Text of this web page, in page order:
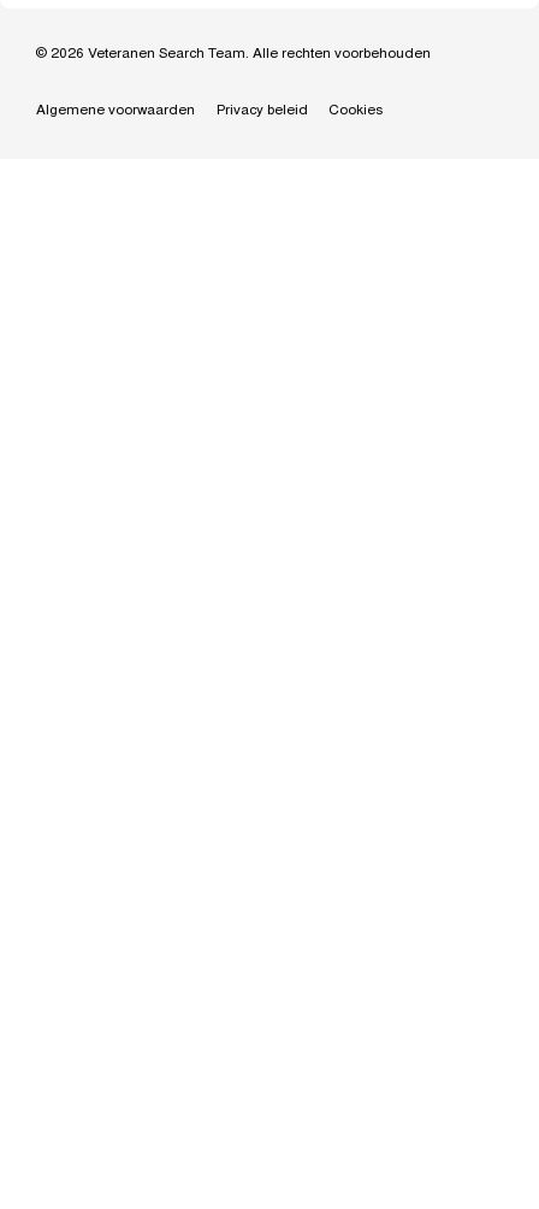
© 2026 Veteranen Search Team. Alle rechten voorbehouden
Algemene voorwaarden Privacy beleid Cookies